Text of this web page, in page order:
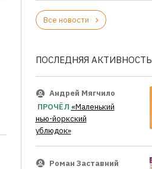
Все новости
ПОСЛЕДНЯЯ АКТИВНОСТЬ
Андрей Мягчило
ПРОЧЁЛ «Маленький
нью-йоркский
ублюдок»
Роман Заставний